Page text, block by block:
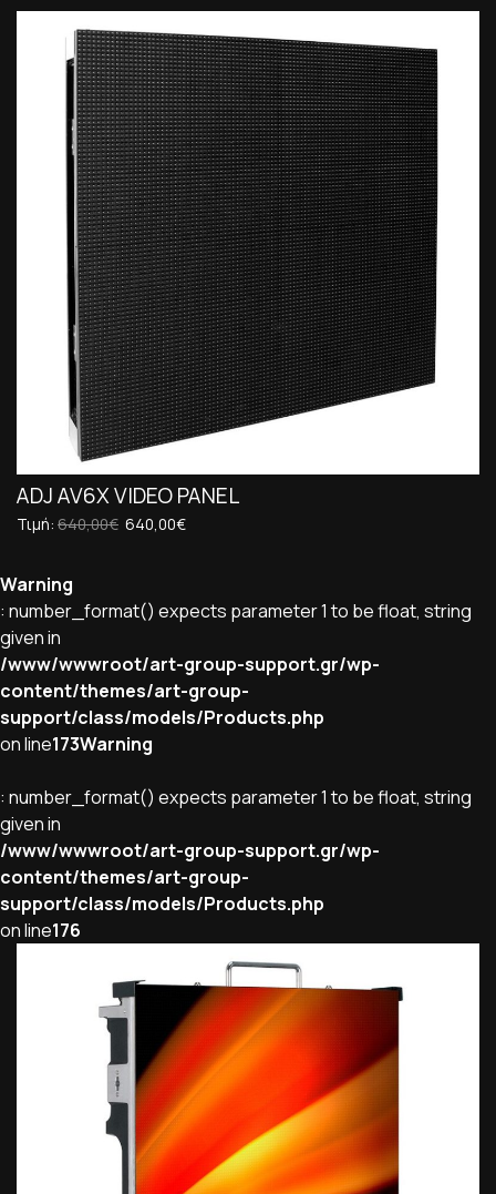
ADJ AV6X VIDEO PANEL
Τιμή: 640,00€ 640,00€
Warning
: number_format() expects parameter 1 to be float, string
given in
/www/wwwroot/art-group-support.gr/wp-
content/themes/art-group-
support/class/models/Products.php
on line173Warning
: number_format() expects parameter 1 to be float, string
given in
/www/wwwroot/art-group-support.gr/wp-
content/themes/art-group-
support/class/models/Products.php
on line176